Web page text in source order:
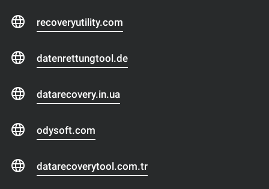
recoveryutility.com
datenrettungtool.de
datarecovery.in.ua
odysoft.com
datarecoverytool.com.tr